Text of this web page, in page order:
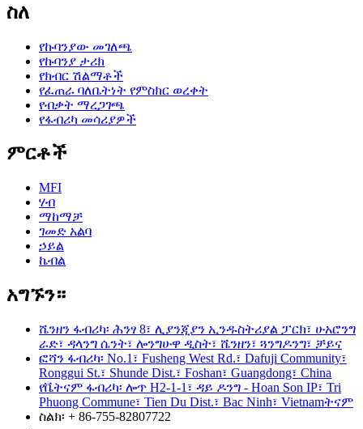
ስለ
የኩባንያው መገለጫ
የኩባንያ ታሪክ
የክብር ሽልማቶች
የፈጠራ ባለቤትነት የምስክር ወረቀት
የብቃት ማረጋገጫ
የፋብሪካ መሳሪያዎች
ምርቶች
MFI
ሃብ
ማከማቻ
ገመድ አልባ
ኃይል
ኬብል
አግኙን።
ሼንዘን ፋብሪካ፡ ሕንፃ 8፣ ሊያንጂያን ኢንዱስትሪያል ፓርክ፣ ሁአሮንግ
ራድ፣ ዳላንግ ሴንት፣ ሎንግሁዋ ዲስት፣ ሼንዘን፣ ጓንግዶንግ፣ ቻይና
ፎሻን ፋብሪካ፡ No.1፣ Fusheng West Rd.፣ Dafuji Community፣
Ronggui St.፣ Shunde Dist.፣ Foshan፣ Guangdong፣ China
የቬትናም ፋብሪካ፡ ሎጥ H2-1-1፣ ዳይ ዶንግ - Hoan Son IP፣ Tri
Phuong Commune፣ Tien Du Dist.፣ Bac Ninh፣ Vietnamትናም
ስልክ፡ + 86-755-82807722